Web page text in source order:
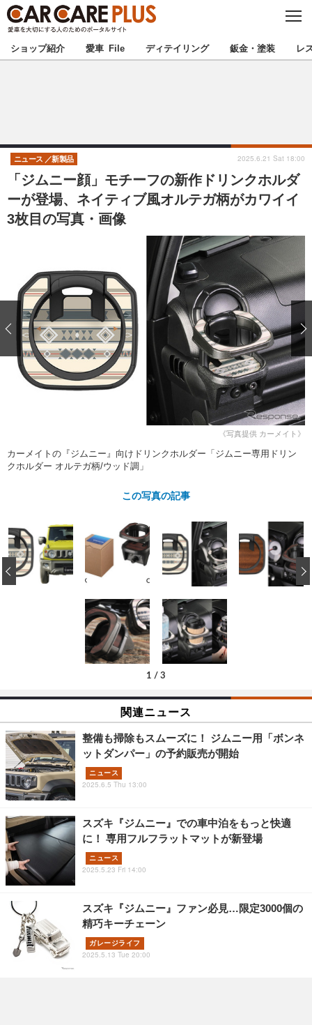
C
S
E
★カーケアプラス認定★ 厳選プロショップを地域から探す
甲信越 北陸
東海 関西
中国
沖縄
注目の記事
ショップレポート 愛車 File
自動車豆知識 ストップ！不具合修理＆粗悪修理
鈑金・塗装
ディテイリング
ディテイリング 洗車
ヘッドライト磨き コーティング
鈑金・塗装
小キズ直し 防錆
特集記事
カーメーカー「旧車」関連プロジェ
クト
プロショップ検索
カーメーカー「旧車」関連プロジ
イベント
ショップ紹介 愛車 File ディテイリング 鈑金・塗装 レ
「ジムニー顔」モチーフの新作ドリンクホルダ
ーが登場、ネイティブ風オルテガ柄がカワイイ
3枚目の写真・画像
ニュース 新製品 2025.6.21 Sat 18:00
《写真提供 カーメイト》
カーメイトの『ジムニー』向けドリンクホルダー「ジムニー専用ドリン
クホルダー オルテガ柄/ウッド調」
この写真の記事
1 / 3
‹
関連ニュース
整備も掃除もスムーズに！ ジムニー用「ボンネ
ットダンパー」の予約販売が開始
ニュース
2025.6.5 Thu 13:00
スズキ『ジムニー』での車中泊をもっと快適
に！ 専用フルフラットマットが新登場
ニュース
2025.5.23 Fri 14:00
スズキ『ジムニー』ファン必見…限定3000個の
精巧キーチェーン
ガレージライフ
2025.5.13 Tue 20:00